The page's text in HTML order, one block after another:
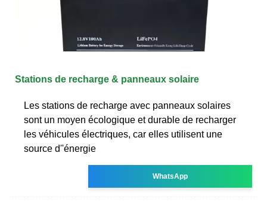
Stations de recharge & panneaux solaire
Les stations de recharge avec panneaux solaires
sont un moyen écologique et durable de recharger
les véhicules électriques, car elles utilisent une
source d''énergie
WhatsApp